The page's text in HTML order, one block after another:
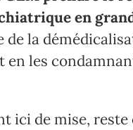
en
de la
les
ici de mise,